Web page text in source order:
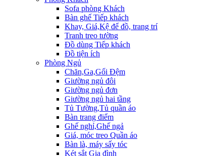
Sofa phòng Khách
Bàn ghế Tiếp khách
Khay, Giá,Kệ để đồ, trang trí
Tranh treo tường
Đồ dùng Tiếp khách
Đồ tiện ích
Phòng Ngủ
Chăn,Ga,Gối Đệm
Giường ngủ đôi
Giường ngủ đơn
Giường ngủ hai tầng
Tủ Tường,Tủ quần áo
Bàn trang điểm
Ghế nghỉ,Ghế ngả
Giá, móc treo Quần áo
Bàn là, máy sấy tóc
Két sắt Gia đình